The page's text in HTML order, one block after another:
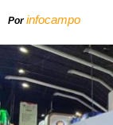
Porinfocampo